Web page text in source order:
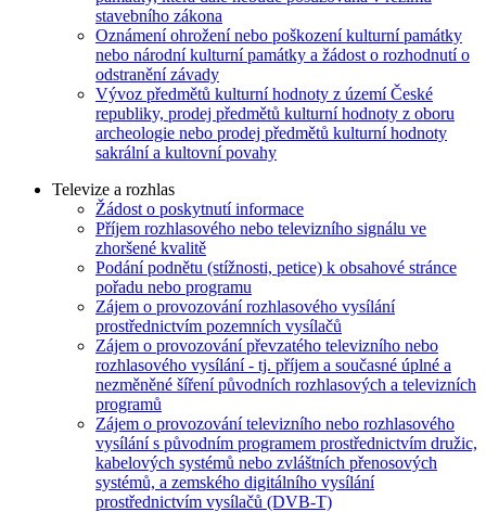
stavebního zákona
Oznámení ohrožení nebo poškození kulturní památky
nebo národní kulturní památky a žádost o rozhodnutí o
odstranění závady
Vývoz předmětů kulturní hodnoty z území České
republiky, prodej předmětů kulturní hodnoty z oboru
archeologie nebo prodej předmětů kulturní hodnoty
sakrální a kultovní povahy
Televize a rozhlas
Žádost o poskytnutí informace
Příjem rozhlasového nebo televizního signálu ve
zhoršené kvalitě
Podání podnětu (stížnosti, petice) k obsahové stránce
pořadu nebo programu
Zájem o provozování rozhlasového vysílání
prostřednictvím pozemních vysílačů
Zájem o provozování převzatého televizního nebo
rozhlasového vysílání - tj. příjem a současné úplné a
nezměněné šíření původních rozhlasových a televizních
programů
Zájem o provozování televizního nebo rozhlasového
vysílání s původním programem prostřednictvím družic,
kabelových systémů nebo zvláštních přenosových
systémů, a zemského digitálního vysílání
prostřednictvím vysílačů (DVB-T)